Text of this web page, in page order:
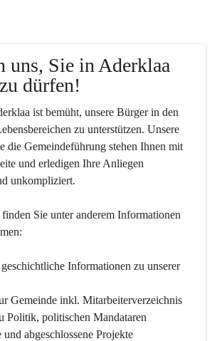
uns, Sie in Aderklaa
dürfen!
ist bemüht, unsere Bürger in den
zu unterstützen. Unsere
die Gemeindeführung stehen Ihnen mit
und erledigen Ihre Anliegen
unkompliziert.
Sie un­ter an­de­rem Informationen
Informationen zu unserer
Gemeinde inkl. Mitarbeiterverzeichnis
Politik, politischen Mandataren
abgeschlossene Projekte